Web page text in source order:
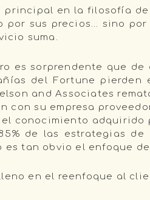
principal en la filosofía
por sus precios… sino
suma.
es sorprendente que de
del Fortune
and Associates
con su empresa
conocimiento adquirido
de las estrategias
es tan obvio el enfoque
en el reenfoque al